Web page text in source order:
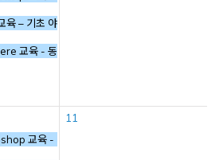
육 – 기초 야외 촬영 (사진의 기본 요소, 카메라의
교육 - 동영상 편집
, 카메라의 기본 구조)
교육 - 기본 툴 익히기 (초급)
11